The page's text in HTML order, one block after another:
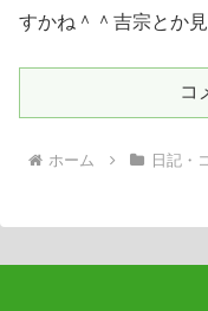
すかね＾＾吉宗とか
コ
ホーム 日記・